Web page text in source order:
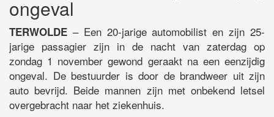
ongeval
TERWOLDE – Een 20-jarige automobilist en zijn 25-
jarige passagier zijn in de nacht van zaterdag op
zondag 1 november gewond geraakt na een eenzijdig
ongeval. De bestuurder is door de brandweer uit zijn
auto bevrijd. Beide mannen zijn met onbekend letsel
overgebracht naar het ziekenhuis.